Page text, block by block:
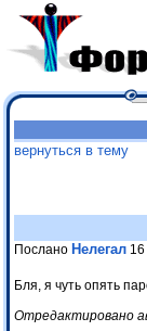
вернуться в тему
Послано Нелегал
Бля, я чуть опять
Отредактировано